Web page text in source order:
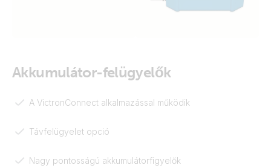
Akkumulátor-felügyelők
A VictronConnect alkalmazással működik
Távfelügyelet opció
Nagy pontosságú akkumulátorfigyelők